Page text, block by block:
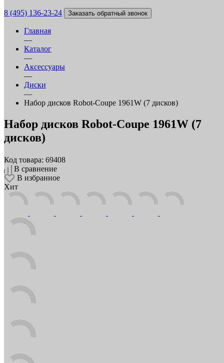
8 (495) 136-23-24 Заказать обратный звонок
Главная
—
Каталог
—
Аксессуары
—
Диски
—
Набор дисков Robot-Coupe 1961W (7 дисков)
Набор дисков Robot-Coupe 1961W (7
дисков)
Код товара: 69408
В сравнение
В избранное
Хит